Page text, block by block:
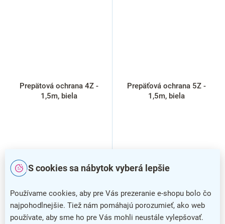
S cookies sa nábytok vyberá lepšie
Používame cookies, aby pre Vás prezeranie e-shopu bolo čo
najpohodlnejšie. Tiež nám pomáhajú porozumieť, ako web
používate, aby sme ho pre Vás mohli neustále vylepšovať.
Prepätová ochrana 4Z -
1,5m, biela
Prepäťová ochrana 5Z -
1,5m, biela